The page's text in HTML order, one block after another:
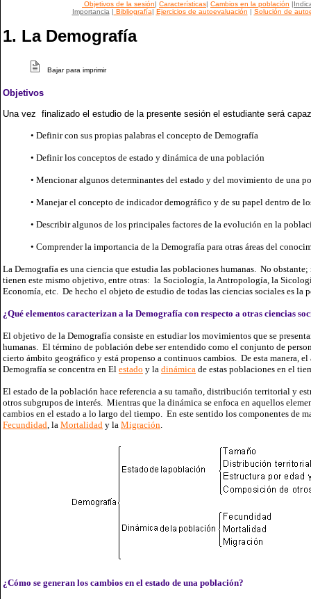
Objetivos de la sesión| Características| Cambios en la población |
Importancia | Bibliografía| Ejercicios de autoevaluación | Solución de
1. La Demografía
Bajar para imprimir
Objetivos
Una vez finalizado el estudio de la presente sesión el estudiante será
• Definir con sus propias palabras el concepto de Demografía
• Definir los conceptos de estado y dinámica de una población
• Mencionar algunos determinantes del estado y del movimiento de una
• Manejar el concepto de indicador demográfico y de su papel dentro de
• Describir algunos de los principales factores de la evolución en la
• Comprender la importancia de la Demografía para otras áreas del
La Demografía es una ciencia que estudia las poblaciones humanas. No obstante;
tienen este mismo objetivo, entre otras: la Sociología, la Antropología, la
Economía, etc. De hecho el objeto de estudio de todas las ciencias sociales es
¿Qué elementos caracterizan a la Demografía con respecto a otras ciencias
El objetivo de la Demografía consiste en estudiar los movimientos que se
humanas. El término de población debe ser entendido como el conjunto de
cierto ámbito geográfico y está propenso a continuos cambios. De esta manera, el
Demografía se concentra en El estado y la dinámica de estas poblaciones en el
El estado de la población hace referencia a su tamaño, distribución territorial y
otros subgrupos de interés. Mientras que la dinámica se enfoca en aquellos
cambios en el estado a lo largo del tiempo. En este sentido los componentes de
Fecundidad, la Mortalidad y la Migración.
¿Cómo se generan los cambios en el estado de una población?